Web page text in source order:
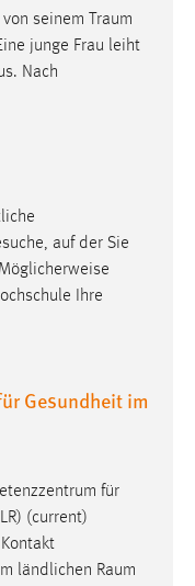
seinem
Traum
junge Frau leiht
Nach
auf der Sie
Ihre
Gesundheit im
für
(current)
ländlichen Raum